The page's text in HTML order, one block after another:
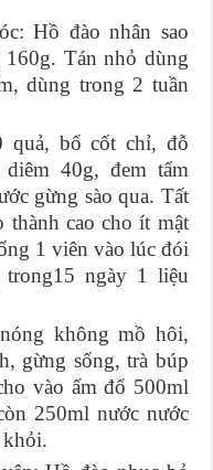
Hồ đào nhân sao
Tán nhỏ dùng
dùng trong 2 tuần
quả, bổ cốt chỉ, đỗ
40g, đem tẩm
gừng sào qua. Tất
thành cao cho ít mật
1 viên vào lúc đói
ngày 1 liệu
không mồ hôi,
gừng sống, trà búp
vào ấm đổ 500ml
250ml nước nước
khỏi.